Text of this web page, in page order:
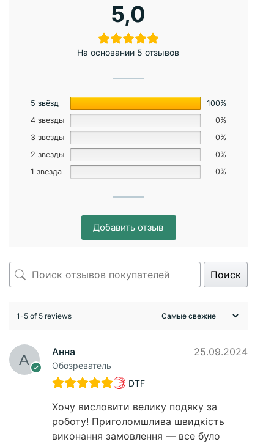
5,0
На основании 5 отзывов
5 звёзд
100%
4 звезды
0%
3 звезды
0%
2 звезды
0%
1 звезда
0%
Добавить отзыв
Поиск
1-5 of 5 reviews
Анна
Обозреватель
25.09.2024
DTF
Хочу висловити велику подяку за
роботу! Приголомшлива швидкість
виконання замовлення — все було